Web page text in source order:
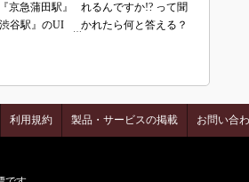
京急蒲田駅』
谷駅』のUI
れるんですか!? って聞
かれたら何と答える？
利用規約 製品・サービスの掲載 お問い合